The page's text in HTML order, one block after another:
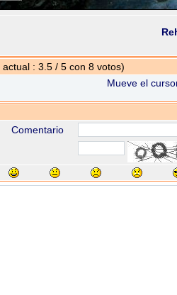
actual : 3.5 / 5 con 8 votos)
Mueve el
Comentario